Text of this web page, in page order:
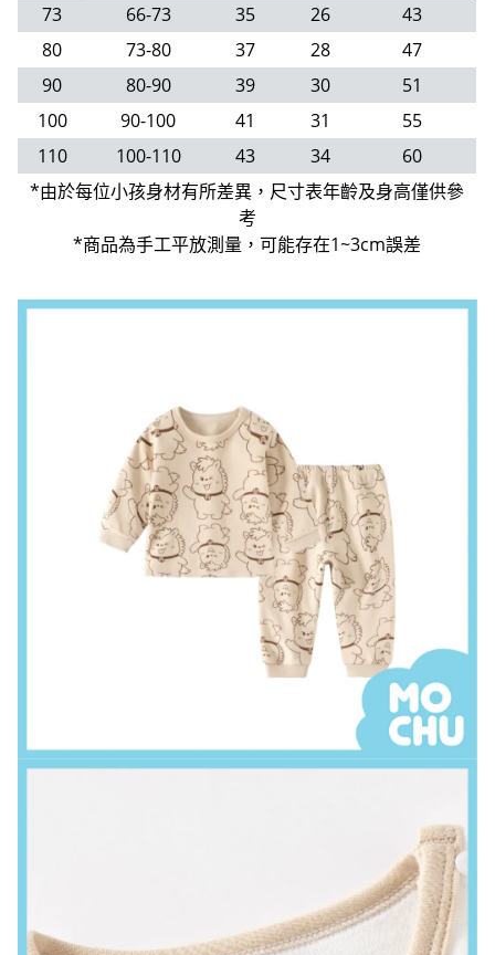
73
66-73 35 26
43
80
73-80 37 28
47
90
80-90 39 30
51
100
90-100 41 31
55
110
100-110 43 34
60
*由於每位小孩身材有所差異，尺寸表年齡及身高僅供參
考
*商品為手工平放測量，可能存在1~3cm誤差